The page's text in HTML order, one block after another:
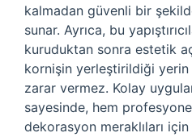
kalmadan güvenli bir
sunar. Ayrıca, bu
kuruduktan sonra estetik
kornişin yerleştirildiği
zarar vermez. Kolay
sayesinde, hem
dekorasyon meraklıları